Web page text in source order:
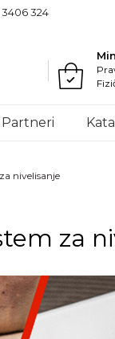
324
Partneri
nivelisanje
za